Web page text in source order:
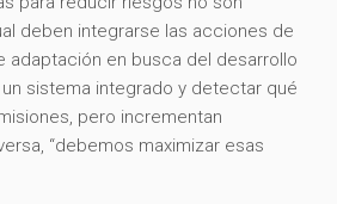
deben integrarse las acciones de
adaptación en busca del desarrollo
sistema integrado y detectar qué
pero incrementan
“debemos maximizar esas